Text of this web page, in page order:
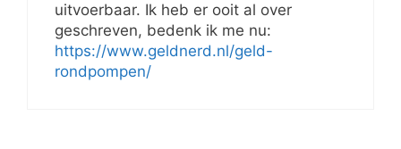
uitvoerbaar. Ik heb er ooit al over
geschreven, bedenk ik me nu:
https://www.geldnerd.nl/geld-
rondpompen/